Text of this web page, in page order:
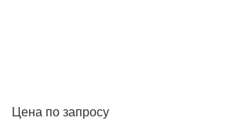
Цена по запросу